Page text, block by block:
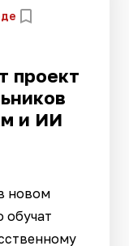
проект
и ИИ
новом
обучат